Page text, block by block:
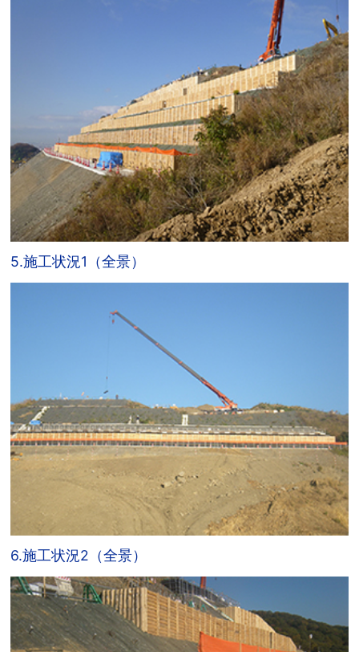
5.施工状況1（全景）
6.施工状況2（全景）